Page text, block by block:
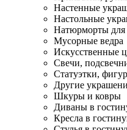
Настенные
Настольные
Натюрморты для
Мусорные ведра
Искусственные
Свечи,
Статуэтки,
Другие
Шкуры и ковры
Диваны в
Кресла в